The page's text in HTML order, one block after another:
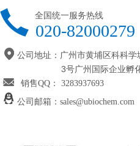
全国统一服务热线
020-82000279
公司地址： 广州市黄埔区科科学
3号广州国际企业孵化
公司邮箱： sales@ubiochem.com
销售QQ： 3283937693